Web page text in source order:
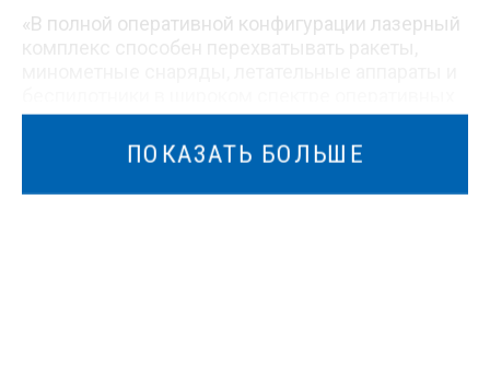
«В полной оперативной конфигурации лазерный
сценариев», — сообщил в ЦАХАЛ.
Важной особенностью данного оружия, ставшей
особенно актуальной после начала войны на
ПОКАЗАТЬ БОЛЬШЕ